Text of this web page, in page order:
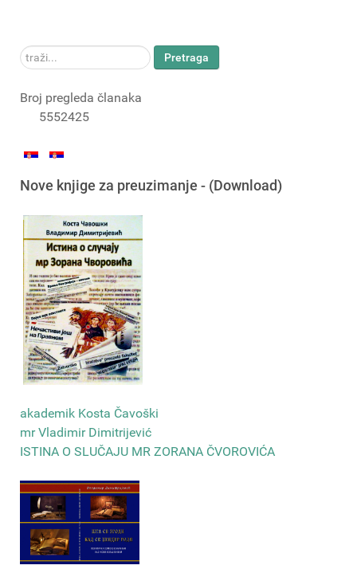
traži... Pretraga
Broj pregleda članaka
5552425
Nove knjige za preuzimanje - (Download)
akademik Kosta Čavoški
mr Vladimir Dimitrijević
ISTINA O SLUČAJU MR ZORANA ČVOROVIĆA